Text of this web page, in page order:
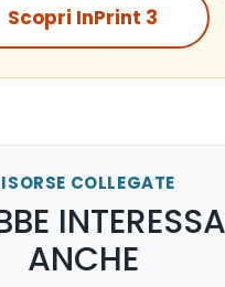
Scopri InPrint 3
COLLEGATE
ANCHE